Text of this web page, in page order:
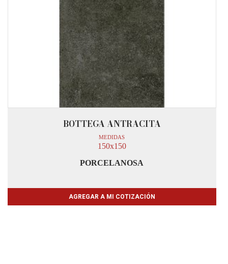
BOTTEGA ANTRACITA
MEDIDAS
150x150
PORCELANOSA
AGREGAR A MI COTIZACIÓN